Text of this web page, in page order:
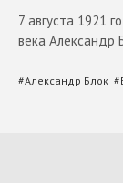
7 августа 1921
века Александр
#Александр Блок #